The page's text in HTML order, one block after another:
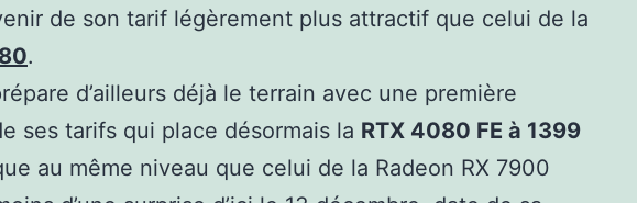
de son tarif légèrement plus attractif que celui de la
.
d’ailleurs déjà le terrain avec une première
ses tarifs qui place désormais la RTX 4080 FE à 1399
au même niveau que celui de la Radeon RX 7900